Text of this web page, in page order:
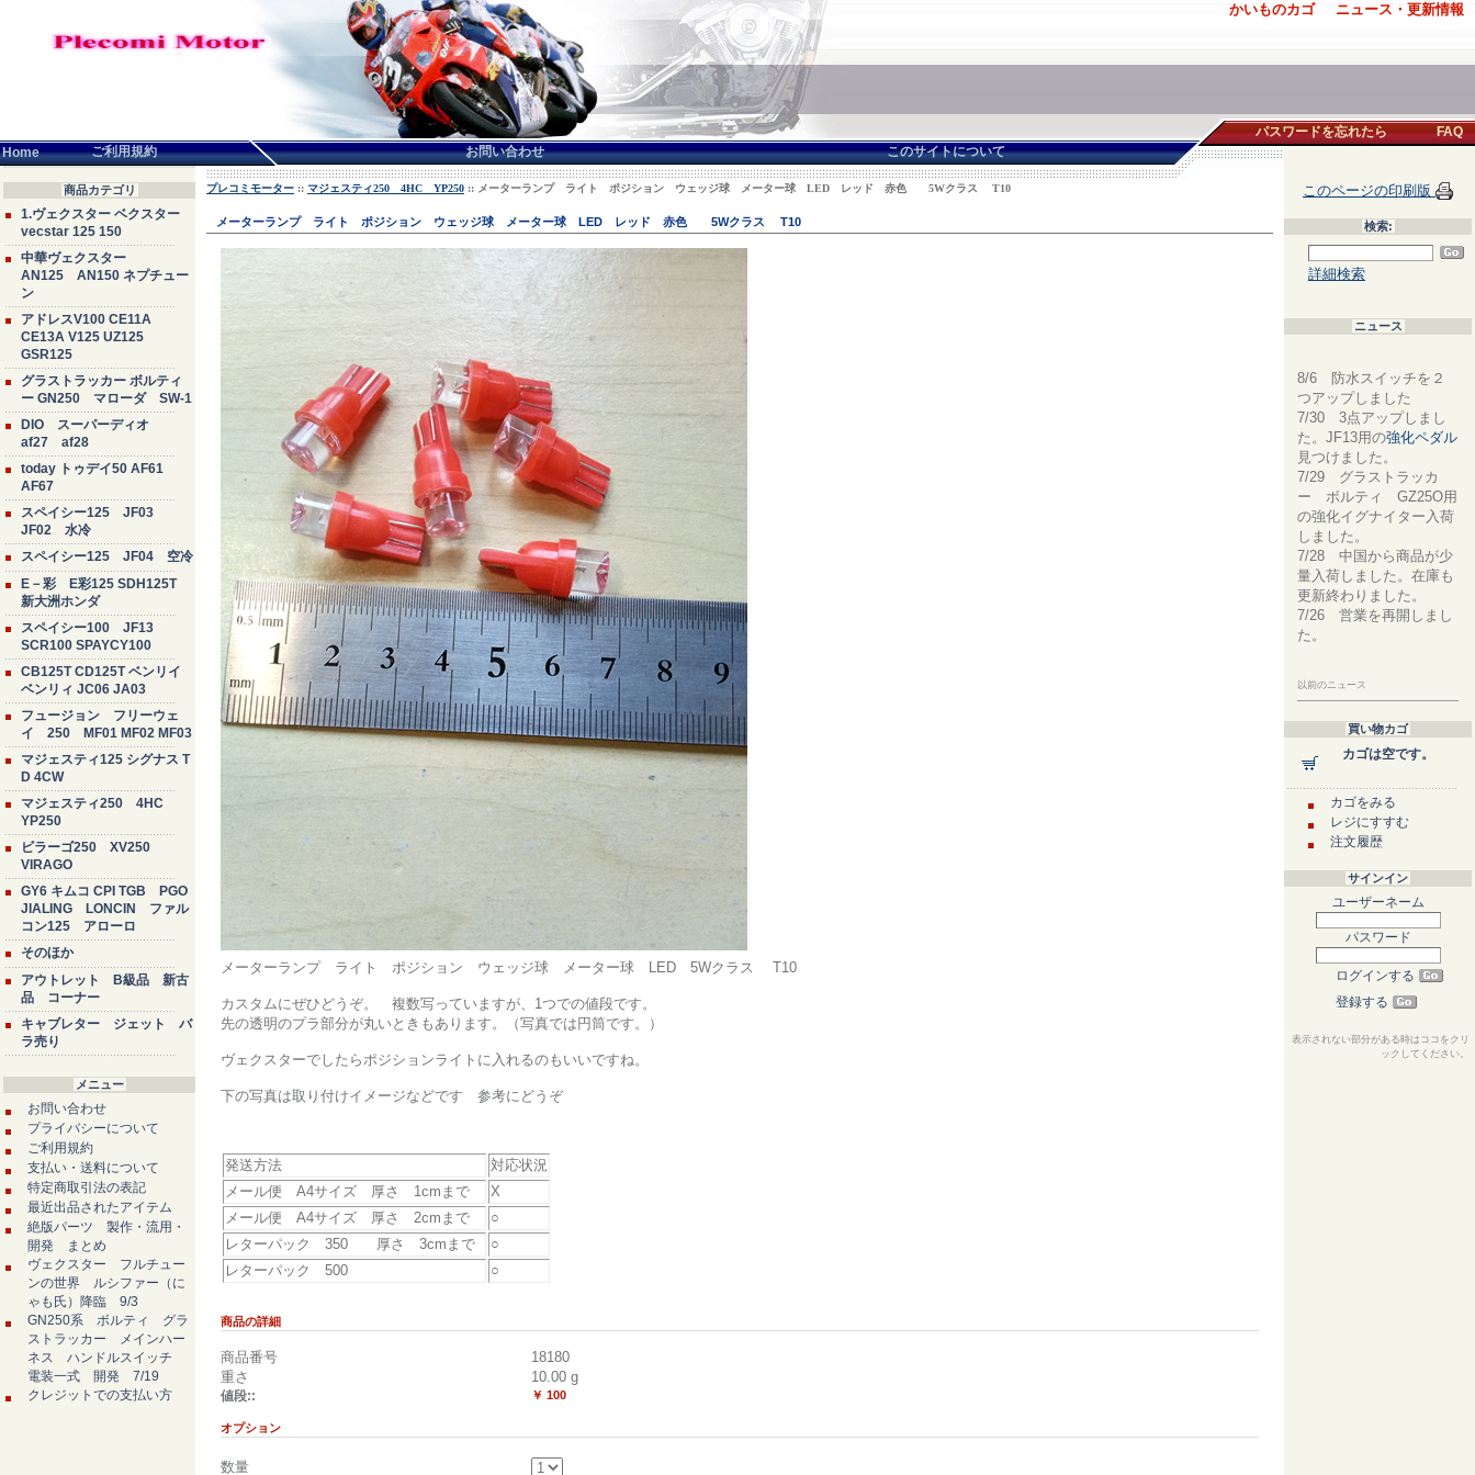
かいものカゴ ニュース・更新情報
Home ご利用規約 お問い合わせ このサイトについて
パスワードを忘れたら FAQ
商品カテゴリ
1.ヴェクスター ベクスター
vecstar 125 150
中華ヴェクスター
AN125 AN150 ネプチュー
ン
アドレスV100 CE11A
CE13A V125 UZ125
GSR125
グラストラッカー ボルティ
ー GN250 マローダ SW-1
DIO スーパーディオ
af27 af28
today トゥデイ50 AF61
AF67
スペイシー125 JF03
JF02 水冷
スペイシー125 JF04 空冷
E－彩 E彩125 SDH125T
新大洲ホンダ
スペイシー100 JF13
SCR100 SPAYCY100
CB125T CD125T ベンリイ
ベンリィ JC06 JA03
フュージョン フリーウェ
イ 250 MF01 MF02 MF03
マジェスティ125 シグナス T
D 4CW
マジェスティ250 4HC
YP250
ビラーゴ250 XV250
VIRAGO
GY6 キムコ CPI TGB PGO
JIALING LONCIN ファル
コン125 アローロ
そのほか
アウトレット B級品 新古
品 コーナー
キャブレター ジェット バ
ラ売り
メニュー
お問い合わせ
プライバシーについて
ご利用規約
支払い・送料について
特定商取引法の表記
最近出品されたアイテム
絶版パーツ 製作・流用・
開発 まとめ
ヴェクスター フルチュー
ンの世界 ルシファー（に
ゃも氏）降臨 9/3
GN250系 ボルティ グラ
ストラッカー メインハー
ネス ハンドルスイッチ
電装一式 開発 7/19
クレジットでの支払い方
プレコミモーター :: マジェスティ250 4HC YP250 :: メーターランプ ライト ポジション ウェッジ球 メーター球 LED レッド 赤色 5Wクラス T10
メーターランプ ライト ポジション ウェッジ球 メーター球 LED レッド 赤色 5Wクラス T10
メーターランプ ライト ポジション ウェッジ球 メーター球 LED 5Wクラス T10
カスタムにぜひどうぞ。 複数写っていますが、1つでの値段です。
先の透明のプラ部分が丸いときもあります。（写真では円筒です。）
ヴェクスターでしたらポジションライトに入れるのもいいですね。
下の写真は取り付けイメージなどです 参考にどうぞ
発送方法
対応状況
メール便 A4サイズ 厚さ 1cmまで
X
メール便 A4サイズ 厚さ 2cmまで
○
レターパック 350 厚さ 3cmまで
○
レターパック 500
○
商品の詳細
商品番号
18180
重さ
10.00 g
値段:: ￥ 100
オプション
数量
このページの印刷版
検索:
詳細検索
ニュース
8/6 防水スイッチを２
つアップしました
7/30 3点アップしまし
た。JF13用の強化ペダル
見つけました。
7/29 グラストラッカ
ー ボルティ GZ25O用
の強化イグナイター入荷
しました。
7/28 中国から商品が少
量入荷しました。在庫も
更新終わりました。
7/26 営業を再開しまし
た。
以前のニュース
買い物カゴ
カゴは空です。
カゴをみる
レジにすすむ
注文履歴
サインイン
ユーザーネーム
パスワード
ログインする
登録する
表示されない部分がある時はココをクリ
ックしてください。